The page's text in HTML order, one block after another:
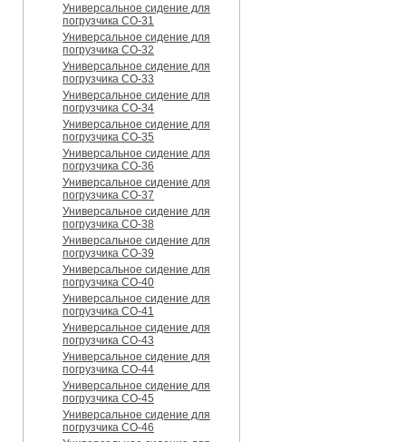
Универсальное сидение для
погрузчика CO-31
Универсальное сидение для
погрузчика CO-32
Универсальное сидение для
погрузчика CO-33
Универсальное сидение для
погрузчика CO-34
Универсальное сидение для
погрузчика CO-35
Универсальное сидение для
погрузчика CO-36
Универсальное сидение для
погрузчика CO-37
Универсальное сидение для
погрузчика CO-38
Универсальное сидение для
погрузчика CO-39
Универсальное сидение для
погрузчика CO-40
Универсальное сидение для
погрузчика CO-41
Универсальное сидение для
погрузчика CO-43
Универсальное сидение для
погрузчика CO-44
Универсальное сидение для
погрузчика CO-45
Универсальное сидение для
погрузчика CO-46